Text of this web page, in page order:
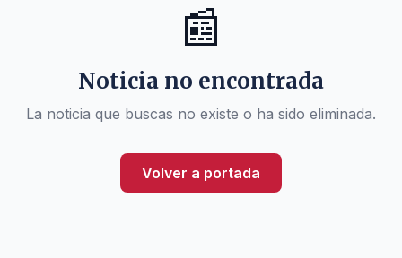
📰
Noticia no encontrada
La noticia que buscas no existe o ha sido eliminada.
Volver a portada